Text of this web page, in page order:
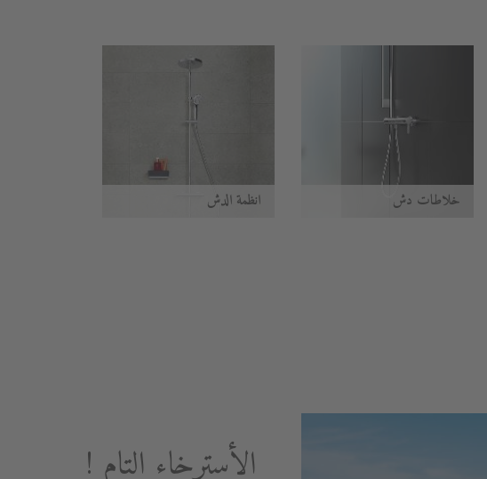
خلاطات دش أنظمة الدُش
الأسترخاء التام !